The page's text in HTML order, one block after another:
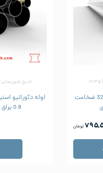
لوله دکوراتیو استیل 304 قطر 32 ضخامت
تومان
تاریخ به‌روزرسانی: ۱۲ مرداد ۱۴۰۵ | ۱۶:۳۵
0.8 براق شاخه 6 متری